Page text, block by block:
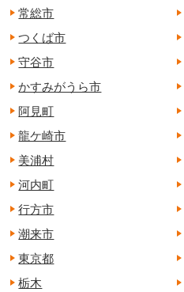
常総市
つくば市
守谷市
かすみがうら市
阿見町
龍ケ崎市
美浦村
河内町
行方市
潮来市
東京都
栃木